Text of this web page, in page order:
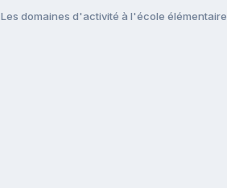
Les domaines d'activité à l'école élémentaire